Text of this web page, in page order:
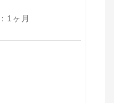
： 1ヶ月